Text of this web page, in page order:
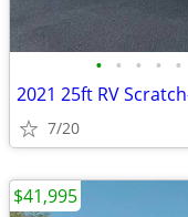
• • • • •
2021 25ft RV
7/20
$41,995